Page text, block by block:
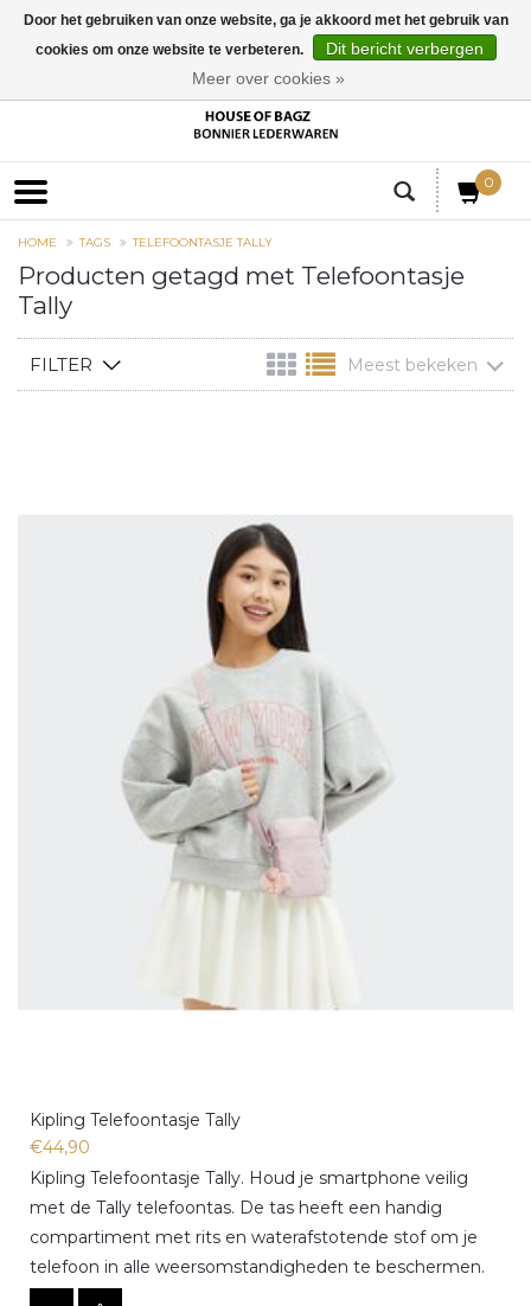
0
HOME TAGS TELEFOONTASJE TALLY
Producten getagd met Telefoontasje
Tally
FILTER Meest bekeken
Kipling Telefoontasje Tally
€44,90
Kipling Telefoontasje Tally. Houd je smartphone veilig
met de Tally telefoontas. De tas heeft een handig
compartiment met rits en waterafstotende stof om je
telefoon in alle weersomstandigheden te beschermen.
Door het gebruiken van onze website, ga je akkoord met het gebruik van
cookies om onze website te verbeteren.
Dit bericht verbergen
Meer over cookies »